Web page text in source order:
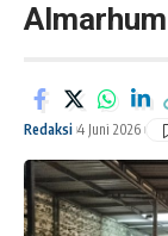
Redaksi 4 Juni 2026